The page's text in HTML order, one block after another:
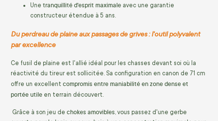
Une tranquillité d'esprit maximale avec une garantie
constructeur étendue à 5 ans.
Du perdreau de plaine aux passages de grives : l'outil polyvalent
par excellence
Ce fusil de plaine est l'allié idéal pour les chasses devant soi où la
réactivité du tireur est sollicitée. Sa configuration en canon de 71 cm
offre un excellent compromis entre maniabilité en zone dense et
portée utile en terrain découvert.
Grâce à son jeu de chokes amovibles , vous passez d'une gerbe